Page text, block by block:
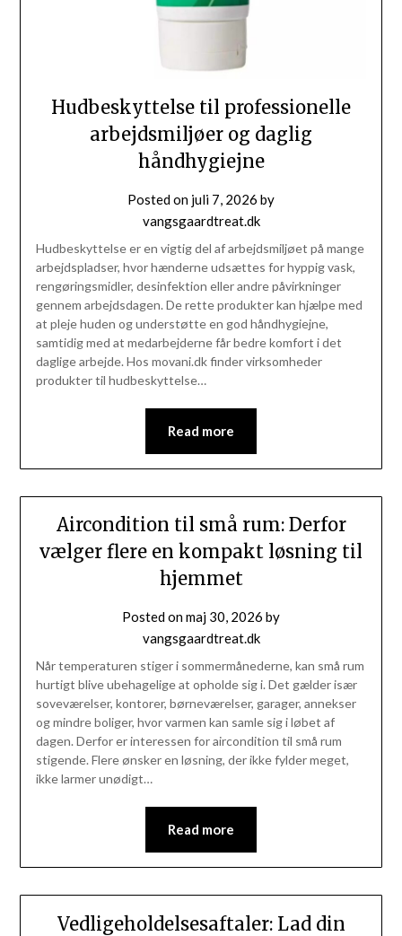
Hudbeskyttelse til professionelle
arbejdsmiljøer og daglig
håndhygiejne
Posted on juli 7, 2026 by
vangsgaardtreat.dk
Hudbeskyttelse er en vigtig del af arbejdsmiljøet på mange
arbejdspladser, hvor hænderne udsættes for hyppig vask,
rengøringsmidler, desinfektion eller andre påvirkninger
gennem arbejdsdagen. De rette produkter kan hjælpe med
at pleje huden og understøtte en god håndhygiejne,
samtidig med at medarbejderne får bedre komfort i det
daglige arbejde. Hos movani.dk finder virksomheder
produkter til hudbeskyttelse…
Read more
Aircondition til små rum: Derfor
vælger flere en kompakt løsning til
hjemmet
Posted onmaj 30, 2026 by
vangsgaardtreat.dk
Når temperaturen stiger i sommermånederne, kan små rum
hurtigt blive ubehagelige at opholde sig i. Det gælder især
soveværelser, kontorer, børneværelser, garager, annekser
og mindre boliger, hvor varmen kan samle sig i løbet af
dagen. Derfor er interessen for aircondition til små rum
stigende. Flere ønsker en løsning, der ikke fylder meget,
ikke larmer unødigt…
Read more
Vedligeholdelsesaftaler: Lad din